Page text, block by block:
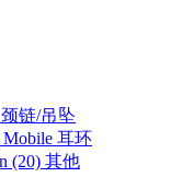
颈链/吊坠
耳环
其他